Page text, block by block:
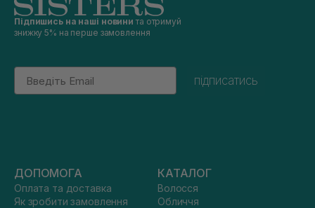
Підпишись на наші новини та отримуй
знижку 5% на перше замовлення
Email
підписатись
ДОПОМОГА
Оплата та доставка
Як зробити замовлення
КАТАЛОГ
Волосся
Обличчя